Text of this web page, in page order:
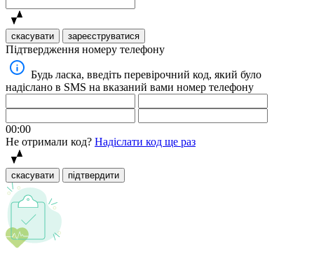
скасувати зареєструватися
Підтвердження номеру телефону
Будь ласка, введіть перевірочний код, який було
надіслано в SMS на вказаний вами номер телефону
00:00
Не отримали код? Надіслати код ще раз
скасувати підтвердити